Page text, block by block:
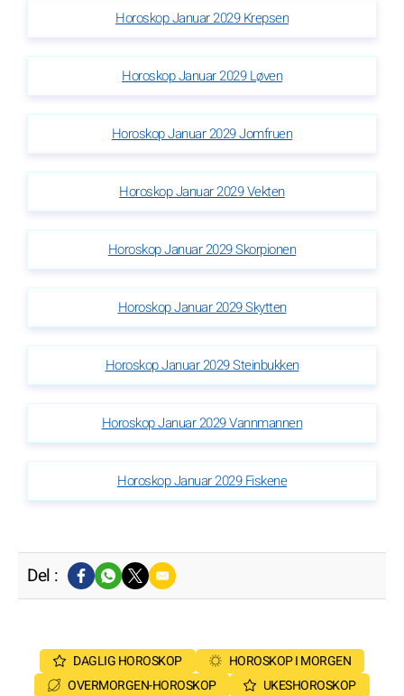
Horoskop Januar 2029 Krepsen
Horoskop Januar 2029 Løven
Horoskop Januar 2029 Jomfruen
Horoskop Januar 2029 Vekten
Horoskop Januar 2029 Skorpionen
Horoskop Januar 2029 Skytten
Horoskop Januar 2029 Steinbukken
Horoskop Januar 2029 Vannmannen
Horoskop Januar 2029 Fiskene
Del :
DAGLIG HOROSKOP
HOROSKOP I MORGEN
OVERMORGEN-HOROSKOP
UKESHOROSKOP